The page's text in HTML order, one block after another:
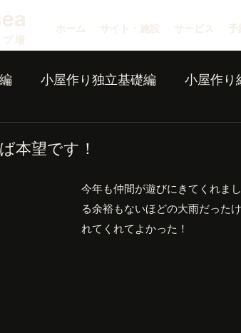
ホーム サイト・施設 サービス 予
場
小屋作り独立基礎編 小屋作り
本望です！
今年も仲間が遊びにきてくれま
る余裕もないほどの大雨だった
れてくれてよかった！